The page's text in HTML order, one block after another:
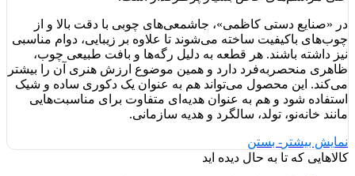
در «صنایع دستی کاظمی»، جاشمعی‌های چوبی با دقت بالا و از
چوب‌های باکیفیت ساخته می‌شوند تا علاوه بر زیبایی، دوام مناسبی
نیز داشته باشند. هر قطعه به دلیل رگه‌ها و بافت طبیعی چوب،
ظاهری منحصربه‌فرد دارد و همین موضوع ارزش هنری آن را بیشتر
می‌کند. این محصول می‌تواند هم به عنوان یک دکوری ساده و شیک
استفاده شود و هم به عنوان هدیه‌ای متفاوت برای مناسبت‌هایی
مانند خانه‌نو، تولد، سالگرد و هدیه سازمانی.
نمایش بیشتر - بستن
کالاهایی که تا به حال دیده اید